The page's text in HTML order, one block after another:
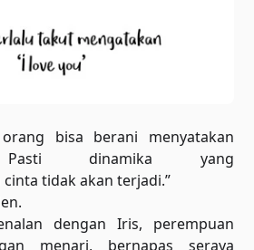
bisa berani menyatakan
Pasti dinamika yang
tidak akan terjadi.”
dengan Iris, perempuan
menari, bernapas seraya